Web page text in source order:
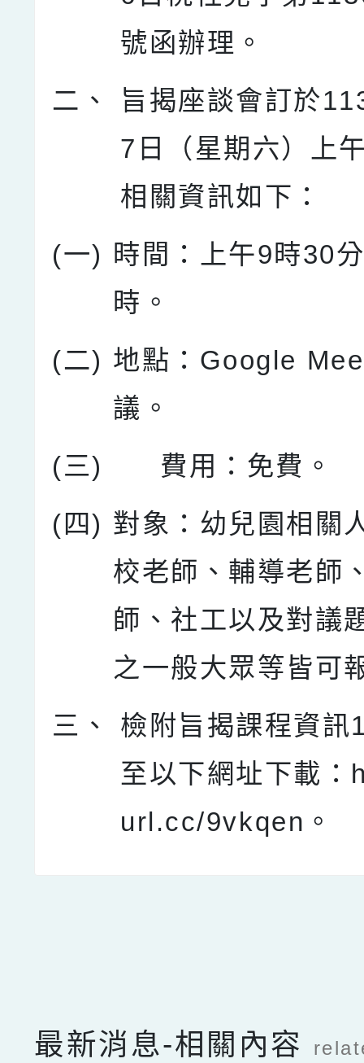
號函辦理。
二、
旨揭座談會訂於
7日（星期六）上
相關資訊如下：
(一) 時間：上午9時30
時。
(二) 地點：Google
議。
(三)
費用：免費。
(四) 對象：幼兒園相關
校老師、輔導老師
師、社工以及對議
之一般大眾等皆可
三、
檢附旨揭課程資訊
至以下網址下載
url.cc/9vkqen。
最新消息-相關內容